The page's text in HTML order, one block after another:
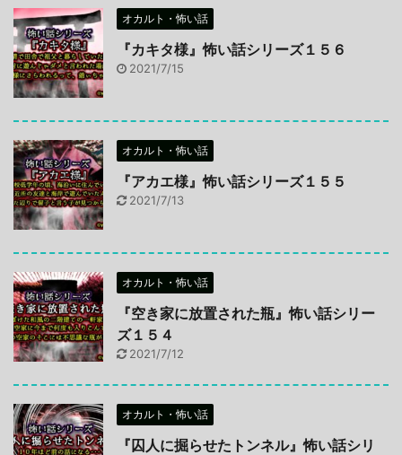
オカルト・怖い話
『カキタ様』怖い話シリーズ１５６
2021/7/15
オカルト・怖い話
『アカエ様』怖い話シリーズ１５５
2021/7/13
オカルト・怖い話
『空き家に放置された瓶』怖い話シリー
ズ１５４
2021/7/12
オカルト・怖い話
『囚人に掘らせたトンネル』怖い話シリ